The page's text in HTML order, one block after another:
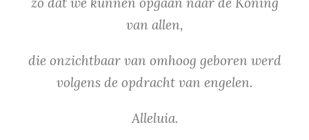
van allen,
die onzichtbaar van omhoog geboren werd
volgens de opdracht van engelen.
Alleluia.